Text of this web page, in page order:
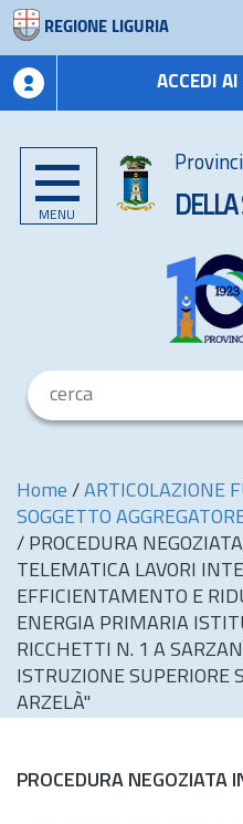
REGIONE LIGURIA
ACCEDI
MENU DELLA
Home / ARTICOLAZIONE
SOGGETTO
/ PROCEDURA
TELEMATICA LAVORI
EFFICIENTAMENTO E
ENERGIA PRIMARIA
RICCHETTI N. 1 A
ISTRUZIONE SUPERIORE
ARZELÀ"
PROCEDURA NEGOZIATA